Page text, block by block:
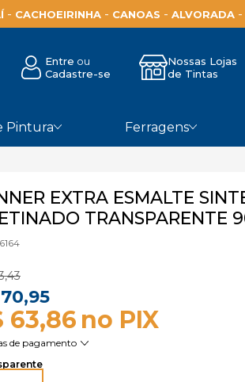
- CACHOEIRINHA - CANOAS -ALVORADA -
Entre
Cadastre-se
Nossas Lojas
de Tintas
Pintura Ferragens
EXTRA ESMALTE
TRANSPARENTE
63,86